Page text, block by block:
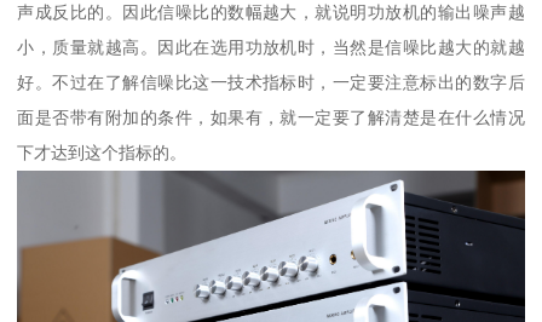
声成反比的。因此信噪比的数幅越大，就说明功放机的输出噪声越
小，质量就越高。因此在选用功放机时，当然是信噪比越大的就越
好。不过在了解信噪比这一技术指标时，一定要注意标出的数字后
面是否带有附加的条件，如果有，就一定要了解清楚是在什么情况
下才达到这个指标的。